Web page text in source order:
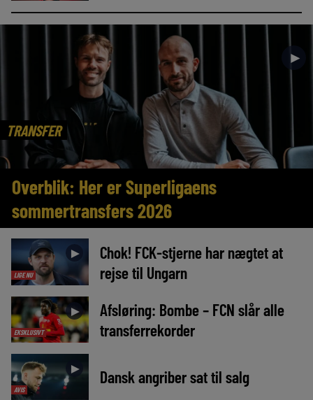
TRANSFER
►
Overblik: Her er Superligaens
sommertransfers 2026
LIGE NU
►
Chok! FCK-stjerne har nægtet at
rejse til Ungarn
EKSKLUSIVT
►
Afsløring: Bombe – FCN slår alle
transferrekorder
AVIS
► Dansk angriber sat til salg